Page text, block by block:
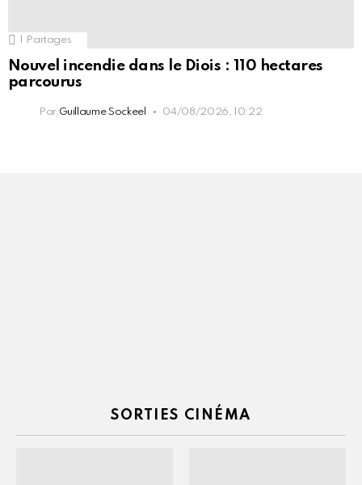
1 Partages
Nouvel incendie dans le Diois : 110 hectares
parcourus
Par Guillaume Sockeel 04/08/2026, 10:22
SORTIES CINÉMA